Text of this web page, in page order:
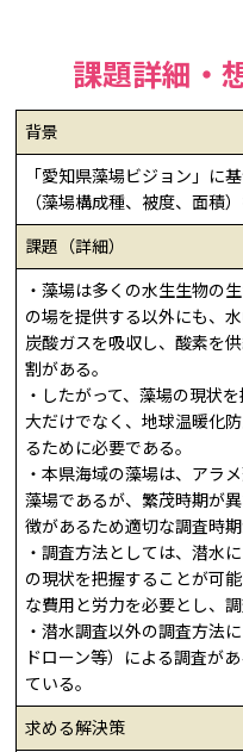
課題詳細・
背景
「愛知県藻場ビジョン」に
（藻場構成種、被度、面積
課題（詳細）
・藻場は多くの水生生物の
の場を提供する以外にも、
炭酸ガスを吸収し、酸素を
割がある。
・したがって、藻場の現状
大だけでなく、地球温暖化
るために必要である。
・本県海域の藻場は、アラ
藻場であるが、繁茂時期が
徴があるため適切な調査時期
・調査方法としては、潜水
の現状を把握することが可
な費用と労力を必要とし、
・潜水調査以外の調査方法
ドローン等）による調査が
ている。
求める解決策